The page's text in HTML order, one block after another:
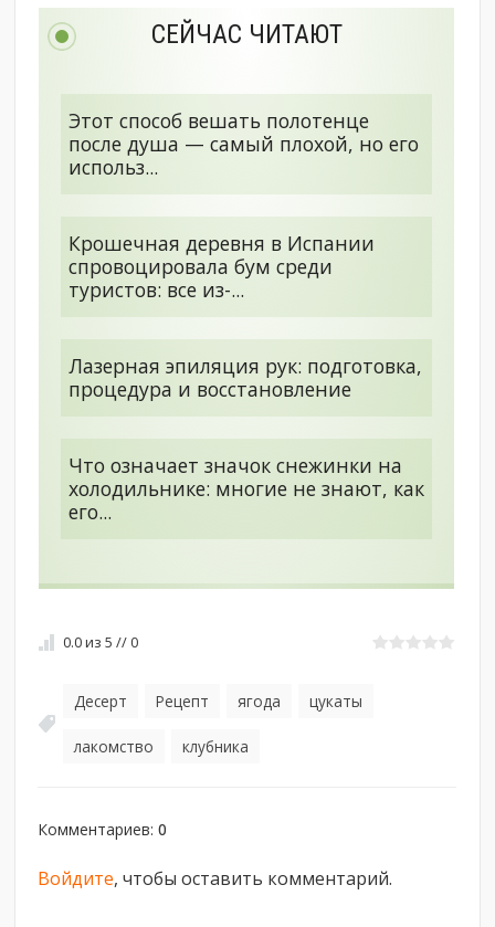
СЕЙЧАС ЧИТАЮТ
Этот способ вешать полотенце
после душа — самый плохой, но его
использ...
Крошечная деревня в Испании
спровоцировала бум среди
туристов: все из-...
Лазерная эпиляция рук: подготовка,
процедура и восстановление
Что означает значок снежинки на
холодильнике: многие не знают, как
его...
0.0из5 // 0
Десерт Рецепт ягода цукаты
лакомство клубника
Комментариев:0
Войдите, чтобы оставить комментарий.